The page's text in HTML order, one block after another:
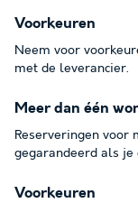
Voorkeuren
Neem voor
met de leverancier.
Meer dan één
Reserveringen voor
gegarandeerd als je
Voorkeuren